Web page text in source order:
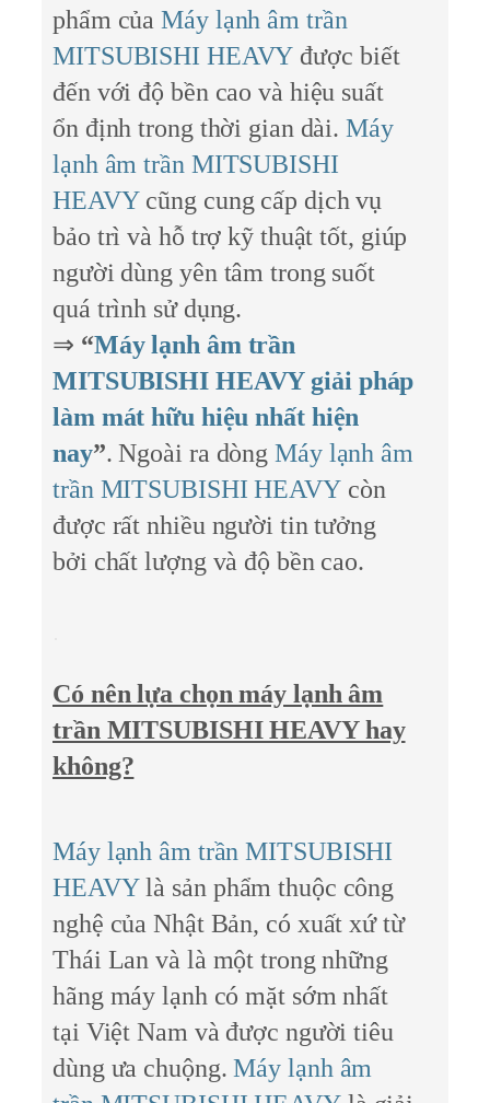
phẩm củaMáy lạnh âm trần
MITSUBISHI HEAVY được biết
đến với độ bền cao và hiệu suất
ổn định trong thời gian dài.Máy
lạnh âm trần MITSUBISHI
HEAVYcũng cung cấp dịch vụ
bảo trì và hỗ trợ kỹ thuật tốt, giúp
người dùng yên tâm trong suốt
quá trình sử dụng.
⇒ “Máy lạnh âm trần
MITSUBISHI HEAVY giải pháp
làm mát hữu hiệu nhất hiện
nay”. Ngoài ra dòngMáy lạnh âm
trần MITSUBISHI HEAVYcòn
được rất nhiều người tin tưởng
bởi chất lượng và độ bền cao.
Có nên lựa chọn máy lạnh âm
trần MITSUBISHI HEAVY hay
không?
Máy lạnh âm trần MITSUBISHI
HEAVYlà sản phẩm thuộc công
nghệ của Nhật Bản, có xuất xứ từ
Thái Lan và là một trong những
hãng máy lạnh có mặt sớm nhất
tại Việt Nam và được người tiêu
dùng ưa chuộng.Máy lạnh âm